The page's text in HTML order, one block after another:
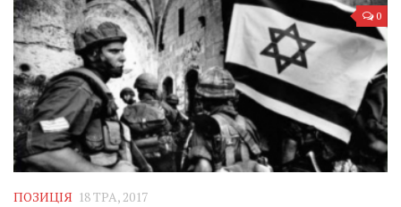
0
ПОЗИЦІЯ 18 ТРА, 2017